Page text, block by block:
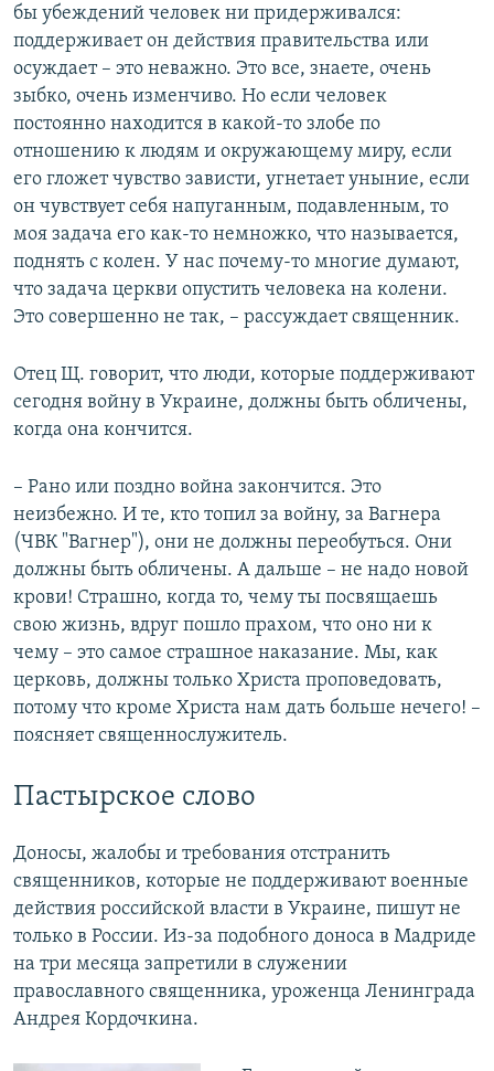
бы убеждений человек ни придерживался:
поддерживает он действия правительства или
осуждает – это неважно. Это все, знаете, очень
зыбко, очень изменчиво. Но если человек
постоянно находится в какой-то злобе по
отношению к людям и окружающему миру, если
его гложет чувство зависти, угнетает уныние, если
он чувствует себя напуганным, подавленным, то
моя задача его как-то немножко, что называется,
поднять с колен. У нас почему-то многие думают,
что задача церкви опустить человека на колени.
Это совершенно не так, – рассуждает священник.
Отец Щ. говорит, что люди, которые поддерживают
сегодня войну в Украине, должны быть обличены,
когда она кончится.
– Рано или поздно война закончится. Это
неизбежно. И те, кто топил за войну, за Вагнера
(ЧВК "Вагнер"), они не должны переобуться. Они
должны быть обличены. А дальше – не надо новой
крови! Страшно, когда то, чему ты посвящаешь
свою жизнь, вдруг пошло прахом, что оно ни к
чему – это самое страшное наказание. Мы, как
церковь, должны только Христа проповедовать,
потому что кроме Христа нам дать больше нечего! –
поясняет священнослужитель.
Пастырское слово
Доносы, жалобы и требования отстранить
священников, которые не поддерживают военные
действия российской власти в Украине, пишут не
только в России. Из-за подобного доноса в Мадриде
на три месяца запретили в служении
православного священника, уроженца Ленинграда
Андрея Кордочкина.